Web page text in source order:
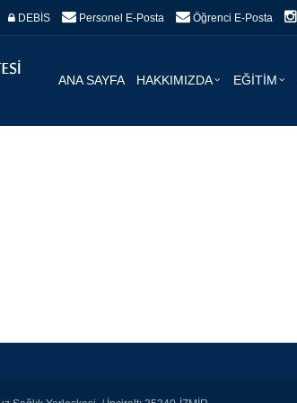
DEBİS Personel E-Posta Öğrenci E-Posta
ANA SAYFA HAKKIMIZDA EĞİTİM